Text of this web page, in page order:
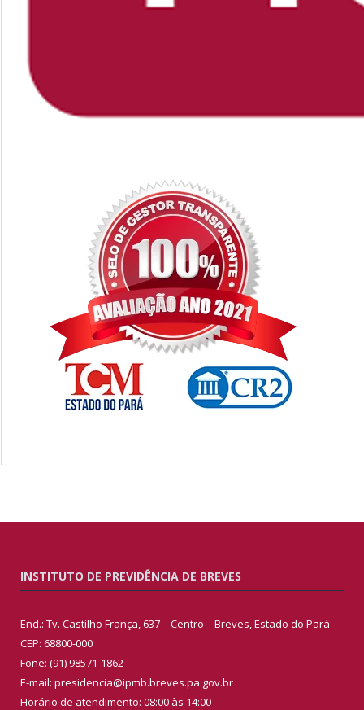
INSTITUTO DE PREVIDÊNCIA DE BREVES
End.: Tv. Castilho França, 637 – Centro – Breves, Estado do Pará
CEP: 68800-000
Fone: (91) 98571-1862
E-mail: presidencia@ipmb.breves.pa.gov.br
Horário de atendimento: 08:00 às 14:00